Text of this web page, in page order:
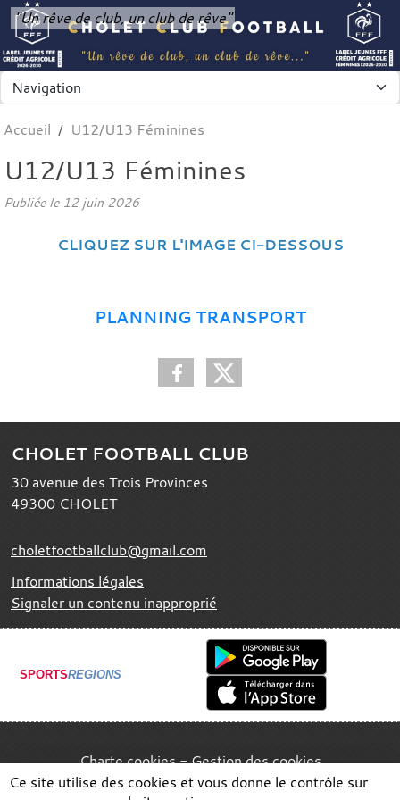
"Un rêve de club, un club de rêve"
Accueil U12/U13 Féminines
U12/U13 Féminines
Publiée le 12 juin 2026
CLIQUEZ SUR L'IMAGE CI-DESSOUS
PLANNING TRANSPORT
CHOLET FOOTBALL CLUB
30 avenue des Trois Provinces
49300 CHOLET
choletfootballclub@gmail.com
Informations légales
Signaler un contenu inapproprié
SPORTSREGIONS
Charte cookies Gestion des cookies
Panneau de gestion des cookies
Ce site utilise des cookies et vous donne le contrôle sur